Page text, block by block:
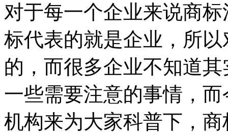
对于每一个企业来说商
标代表的就是企业，所
的，而很多企业不知道
一些需要注意的事情，
机构来为大家科普下，